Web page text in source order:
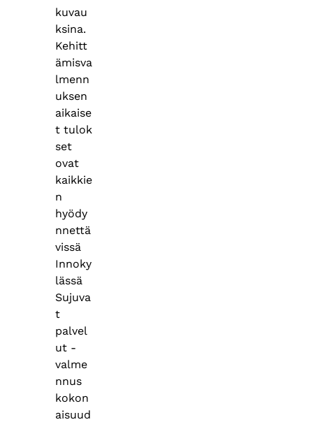
kuvau
ksina.
Kehitt
ämisva
lmenn
uksen
aikaise
t tulok
set
ovat
kaikkie
n
hyödy
nnettä
vissä
Innoky
lässä
Sujuva
t
palvel
ut -
valme
nnus
kokon
aisuud